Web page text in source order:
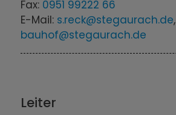
Fax: 0951 99222 66
E-Mail: s.reck@stegaurach.de,
bauhof@stegaurach.de
Leiter